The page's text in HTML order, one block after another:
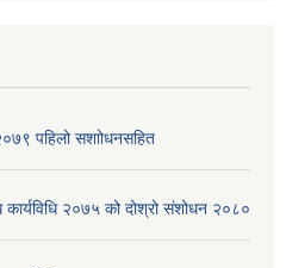
पहिलो स‌शाोधनसहित
कार्यविधि २०७५ को दोश्रो संशोधन २०८०